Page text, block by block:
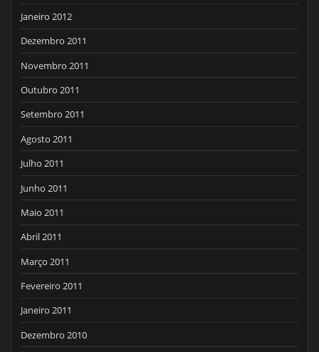
Janeiro 2012
Dezembro 2011
Novembro 2011
Outubro 2011
Setembro 2011
Agosto 2011
Julho 2011
Junho 2011
Maio 2011
Abril 2011
Março 2011
Fevereiro 2011
Janeiro 2011
Dezembro 2010